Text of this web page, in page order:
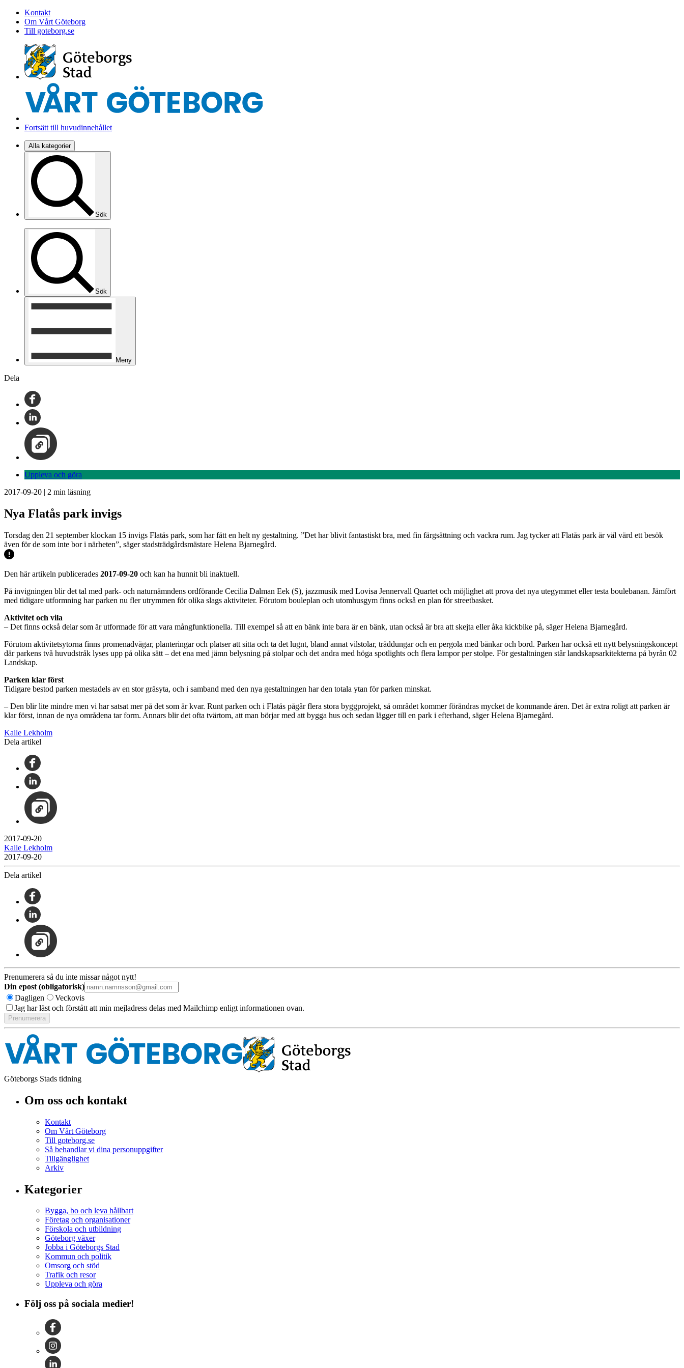
Kontakt
Om Vårt Göteborg
Till goteborg.se
Fortsätt till huvudinnehållet
Alla kategorier
Sök
Sök
Meny
Dela
Uppleva och göra
2017-09-20 | 2 min läsning
Nya Flatås park invigs
Torsdag den 21 september klockan 15 invigs Flatås park, som har fått en helt ny gestaltning. ”Det har blivit fantastiskt bra, med fin färgsättning och vackra rum. Jag tycker att Flatås park är väl värd ett besök
även för de som inte bor i närheten”, säger stadsträdgårdsmästare Helena Bjarnegård.
Den här artikeln publicerades 2017-09-20 och kan ha hunnit bli inaktuell.
På invigningen blir det tal med park- och naturnämndens ordförande Cecilia Dalman Eek (S), jazzmusik med Lovisa Jennervall Quartet och möjlighet att prova det nya utegymmet eller testa boulebanan. Jämfört
med tidigare utformning har parken nu fler utrymmen för olika slags aktiviteter. Förutom bouleplan och utomhusgym finns också en plan för streetbasket.
Aktivitet och vila
– Det finns också delar som är utformade för att vara mångfunktionella. Till exempel så att en bänk inte bara är en bänk, utan också är bra att skejta eller åka kickbike på, säger Helena Bjarnegård.
Förutom aktivitetsytorna finns promenadvägar, planteringar och platser att sitta och ta det lugnt, bland annat vilstolar, träddungar och en pergola med bänkar och bord. Parken har också ett nytt belysningskoncept
där parkens två huvudstråk lyses upp på olika sätt – det ena med jämn belysning på stolpar och det andra med höga spotlights och flera lampor per stolpe. För gestaltningen står landskapsarkitekterna på byrån 02
Landskap.
Parken klar först
Tidigare bestod parken mestadels av en stor gräsyta, och i samband med den nya gestaltningen har den totala ytan för parken minskat.
– Den blir lite mindre men vi har satsat mer på det som är kvar. Runt parken och i Flatås pågår flera stora byggprojekt, så området kommer förändras mycket de kommande åren. Det är extra roligt att parken är
klar först, innan de nya områdena tar form. Annars blir det ofta tvärtom, att man börjar med att bygga hus och sedan lägger till en park i efterhand, säger Helena Bjarnegård.
Kalle Lekholm
Dela artikel
2017-09-20
Kalle Lekholm
2017-09-20
Dela artikel
Prenumerera så du inte missar något nytt!
Din epost (obligatorisk)
Dagligen
Veckovis
Jag har läst och förstått att min mejladress delas med Mailchimp enligt informationen ovan.
Göteborgs Stads tidning
Om oss och kontakt
Kontakt
Om Vårt Göteborg
Till goteborg.se
Så behandlar vi dina personuppgifter
Tillgänglighet
Arkiv
Kategorier
Bygga, bo och leva hållbart
Företag och organisationer
Förskola och utbildning
Göteborg växer
Jobba i Göteborgs Stad
Kommun och politik
Omsorg och stöd
Trafik och resor
Uppleva och göra
Följ oss på sociala medier!